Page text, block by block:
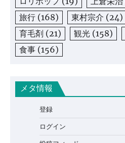
旅行 (168) 東村宗介 (24)
育毛剤 (21) 観光 (158)
食事 (156)
メタ情報
登録
ログイン